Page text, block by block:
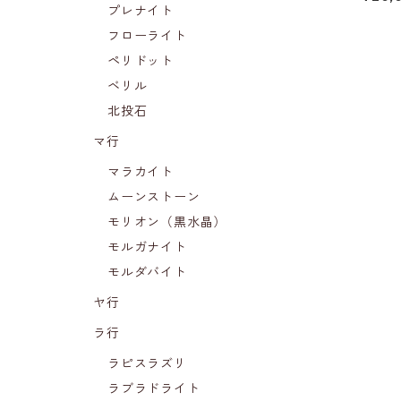
プレナイト
フローライト
ペリドット
ベリル
北投石
マ行
マラカイト
ムーンストーン
モリオン（黒水晶）
モルガナイト
モルダバイト
ヤ行
ラ行
ラピスラズリ
ラブラドライト